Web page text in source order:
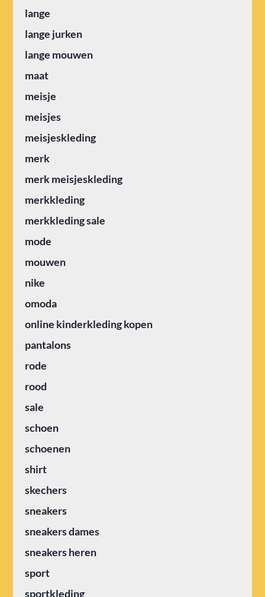
lange
lange jurken
lange mouwen
maat
meisje
meisjes
meisjeskleding
merk
merk meisjeskleding
merkkleding
merkkleding sale
mode
mouwen
nike
omoda
online kinderkleding kopen
pantalons
rode
rood
sale
schoen
schoenen
shirt
skechers
sneakers
sneakers dames
sneakers heren
sport
sportkleding